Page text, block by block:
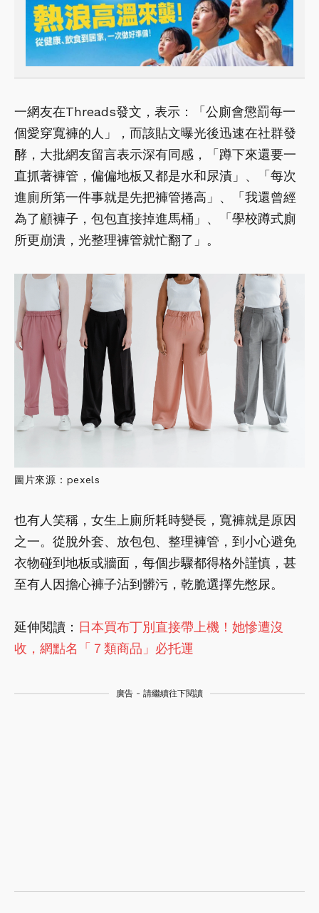
一網友在Threads發文，表示：「公廁會懲罰每一
個愛穿寬褲的人」，而該貼文曝光後迅速在社群發
酵，大批網友留言表示深有同感，「蹲下來還要一
直抓著褲管，偏偏地板又都是水和尿漬」、「每次
進廁所第一件事就是先把褲管捲高」、「我還曾經
為了顧褲子，包包直接掉進馬桶」、「學校蹲式廁
所更崩潰，光整理褲管就忙翻了」。
圖片來源：pexels
也有人笑稱，女生上廁所耗時變長，寬褲就是原因
之一。從脫外套、放包包、整理褲管，到小心避免
衣物碰到地板或牆面，每個步驟都得格外謹慎，甚
至有人因擔心褲子沾到髒污，乾脆選擇先憋尿。
延伸閱讀： 日本買布丁別直接帶上機！她慘遭沒
收，網點名「７類商品」必托運
廣告 - 請繼續往下閱讀